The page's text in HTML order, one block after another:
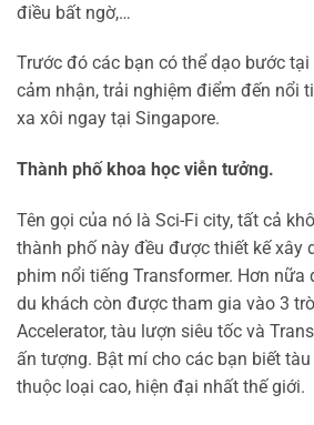
điều bất ngờ,…
Trước đó các bạn có thể dạo bước
cảm nhận, trải nghiệm điểm đến nổi
xa xôi ngay tại Singapore.
Thành phố khoa học viễn tưởng.
Tên gọi của nó là Sci-Fi city, tất cả
thành phố này đều được thiết kế xây
phim nổi tiếng Transformer. Hơn nữa
du khách còn được tham gia vào 3
Accelerator, tàu lượn siêu tốc và
ấn tượng. Bật mí cho các bạn biết
thuộc loại cao, hiện đại nhất thế giới.